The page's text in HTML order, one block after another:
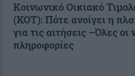
Κοινωνικό Οικιακό
(ΚΟΤ): Πότε ανοίγει η
για τις αιτήσεις –Όλες οι
πληροφορίες